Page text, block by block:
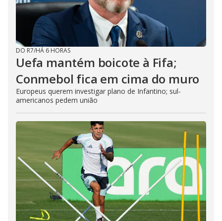
DO R7/HÁ 6 HORAS
Uefa mantém boicote à Fifa;
Conmebol fica em cima do muro
Europeus querem investigar plano de Infantino; sul-
americanos pedem união